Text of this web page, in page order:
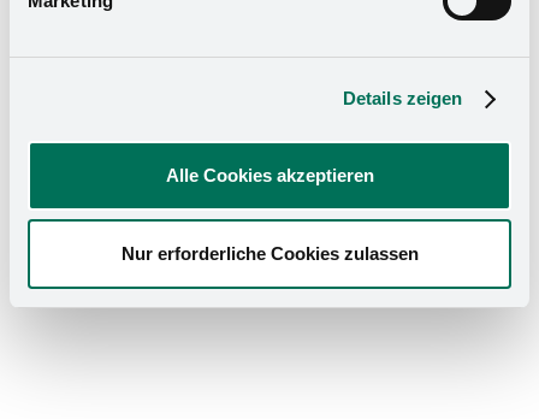
Details zeigen
Alle Cookies akzeptieren
Nur erforderliche Cookies zulassen
personalizado.